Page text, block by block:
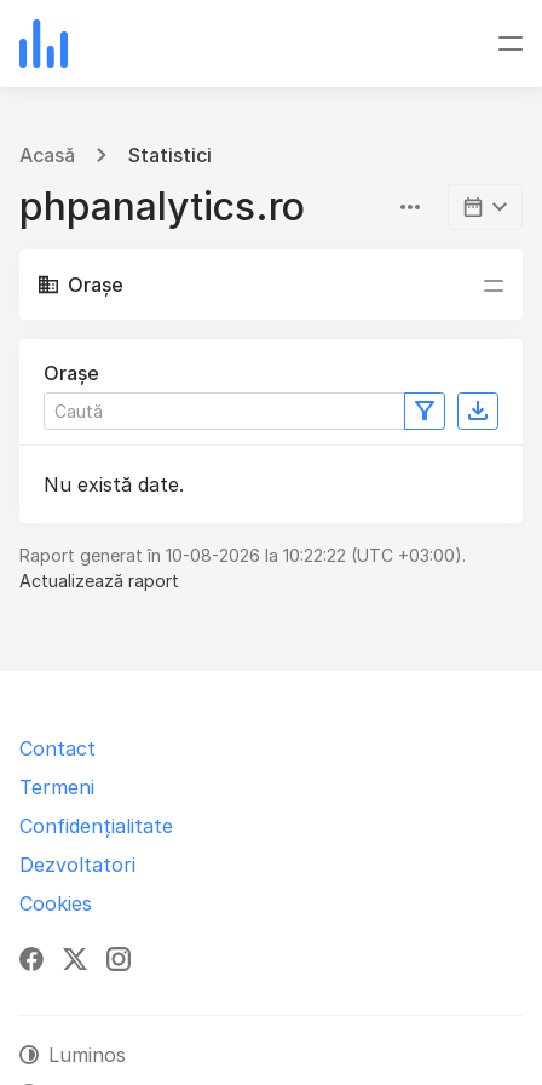
Acasă Statistici
phpanalytics.ro
Orașe
Orașe
Nu există date.
Raport generat în 10-08-2026 la 10:22:22 (UTC +03:00).
Actualizează raport
Contact
Termeni
Confidențialitate
Dezvoltatori
Cookies
Facebook
X Instagram
Luminos